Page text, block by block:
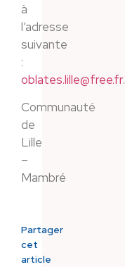
à
l’adresse
suivante
:
oblates.lille@free.fr.
Communauté
de
Lille
–
Mambré
Partager
cet
article